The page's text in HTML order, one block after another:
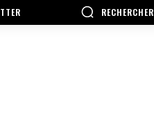
RECHERCHER